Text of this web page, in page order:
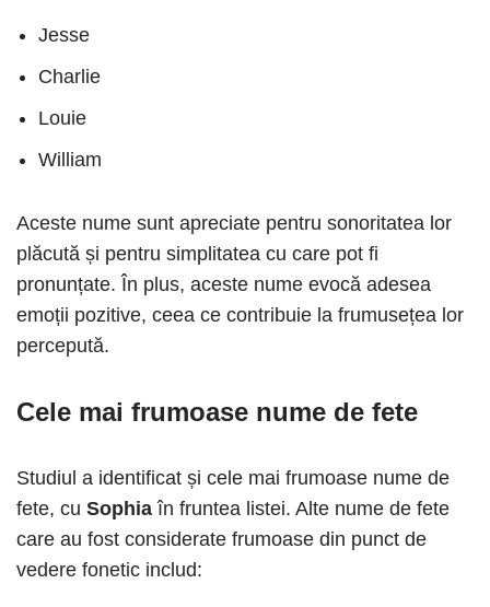
Jesse
Charlie
Louie
William
Aceste nume sunt apreciate pentru sonoritatea lor
plăcută și pentru simplitatea cu care pot fi
pronunțate. În plus, aceste nume evocă adesea
emoții pozitive, ceea ce contribuie la frumusețea lor
percepută.
Cele mai frumoase nume de fete
Studiul a identificat și cele mai frumoase nume de
fete, cu Sophia în fruntea listei. Alte nume de fete
care au fost considerate frumoase din punct de
vedere fonetic includ: